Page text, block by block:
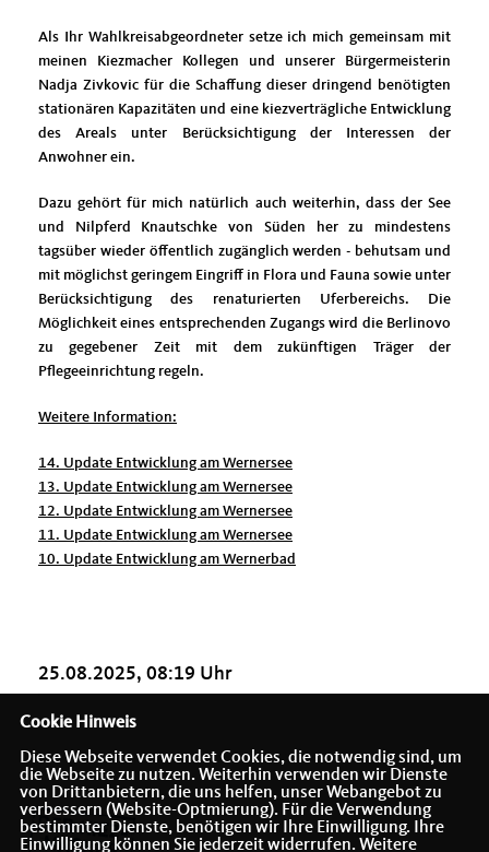
Als Ihr Wahlkreisabgeordneter setze ich mich gemeinsam mit
meinen Kiezmacher Kollegen und unserer Bürgermeisterin
Nadja Zivkovic für die Schaffung dieser dringend benötigten
stationären Kapazitäten und eine kiezverträgliche Entwicklung
des Areals unter Berücksichtigung der Interessen der
Anwohner ein.
Dazu gehört für mich natürlich auch weiterhin, dass der See
und Nilpferd Knautschke von Süden her zu mindestens
tagsüber wieder öffentlich zugänglich werden - behutsam und
mit möglichst geringem Eingriff in Flora und Fauna sowie unter
Berücksichtigung des renaturierten Uferbereichs. Die
Möglichkeit eines entsprechenden Zugangs wird die Berlinovo
zu gegebener Zeit mit dem zukünftigen Träger der
Pflegeeinrichtung regeln.
Weitere Information:
14. Update Entwicklung am Wernersee
13. Update Entwicklung am Wernersee
12. Update Entwicklung am Wernersee
11. Update Entwicklung am Wernersee
10. Update Entwicklung am Wernerbad
25.08.2025, 08:19 Uhr
Cookie Hinweis
Diese Webseite verwendet Cookies, die notwendig sind, um
die Webseite zu nutzen. Weiterhin verwenden wir Dienste
von Drittanbietern, die uns helfen, unser Webangebot zu
verbessern (Website-Optmierung). Für die Verwendung
bestimmter Dienste, benötigen wir Ihre Einwilligung. Ihre
Einwilligung können Sie jederzeit widerrufen. Weitere